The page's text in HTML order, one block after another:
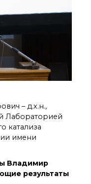
– д.х.н.,
Лабораторией
катализа
имени
Владимир
результаты